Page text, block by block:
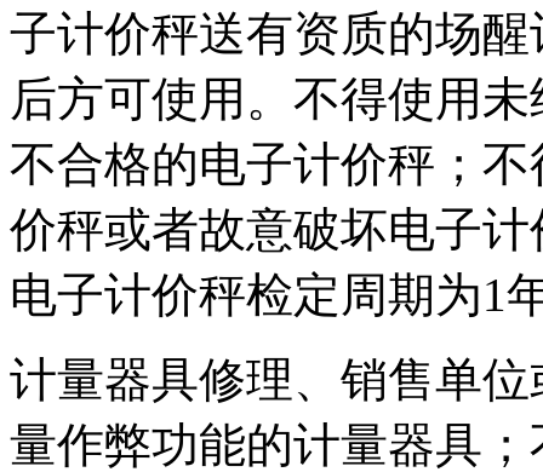
子计价秤送有资质的场
后方可使用。不得使用
不合格的电子计价秤；
价秤或者故意破坏电子
电子计价秤检定周期为1
计量器具修理、销售单
量作弊功能的计量器具